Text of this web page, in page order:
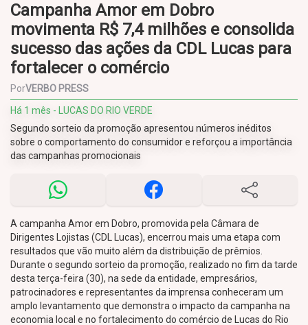
Campanha Amor em Dobro
movimenta R$ 7,4 milhões e consolida
sucesso das ações da CDL Lucas para
fortalecer o comércio
PorVERBO PRESS
Há 1 mês - LUCAS DO RIO VERDE
Segundo sorteio da promoção apresentou números inéditos
sobre o comportamento do consumidor e reforçou a importância
das campanhas promocionais
A campanha Amor em Dobro, promovida pela Câmara de
Dirigentes Lojistas (CDL Lucas), encerrou mais uma etapa com
resultados que vão muito além da distribuição de prêmios.
Durante o segundo sorteio da promoção, realizado no fim da tarde
desta terça-feira (30), na sede da entidade, empresários,
patrocinadores e representantes da imprensa conheceram um
amplo levantamento que demonstra o impacto da campanha na
economia local e no fortalecimento do comércio de Lucas do Rio